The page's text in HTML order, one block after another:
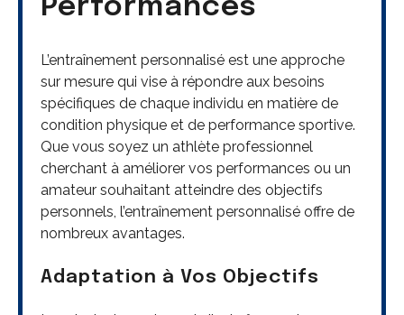
Performances
L’entraînement personnalisé est une approche
sur mesure qui vise à répondre aux besoins
spécifiques de chaque individu en matière de
condition physique et de performance sportive.
Que vous soyez un athlète professionnel
cherchant à améliorer vos performances ou un
amateur souhaitant atteindre des objectifs
personnels, l’entraînement personnalisé offre de
nombreux avantages.
Adaptation à Vos Objectifs